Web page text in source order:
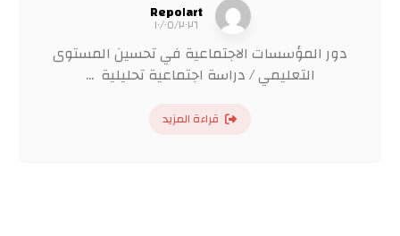
Repo١art
١٠/٠٥/٢٠٢٦
دور المؤسسات الاجتماعية في تحسين المستوى
التعليمي / دراسة اجتماعية تحليلية ...
قراءة المزيد